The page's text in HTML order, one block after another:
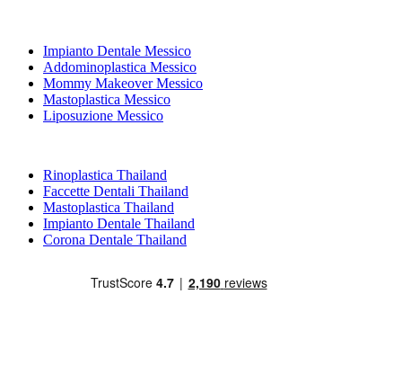
Impianto Dentale Messico
Addominoplastica Messico
Mommy Makeover Messico
Mastoplastica Messico
Liposuzione Messico
Rinoplastica Thailand
Faccette Dentali Thailand
Mastoplastica Thailand
Impianto Dentale Thailand
Corona Dentale Thailand